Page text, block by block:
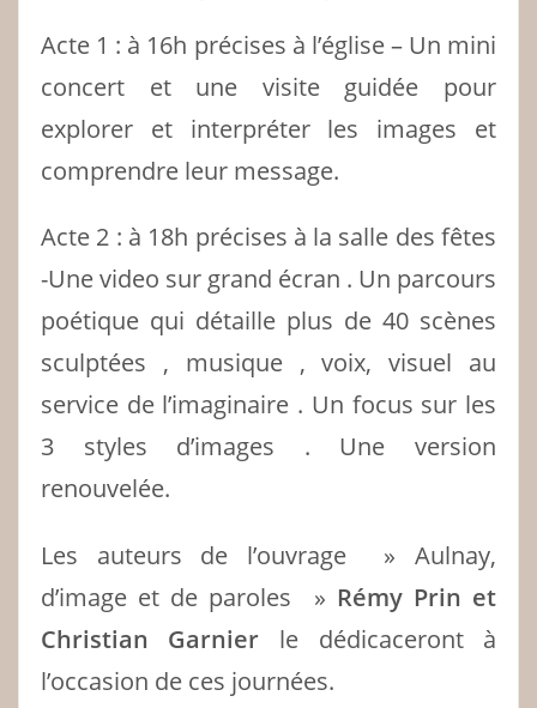
Acte 1 : à 16h précises à l’église – Un mini
concert et une visite guidée pour
explorer et interpréter les images et
comprendre leur message.
Acte 2 : à 18h précises à la salle des fêtes
-Une video sur grand écran . Un parcours
poétique qui détaille plus de 40 scènes
sculptées , musique , voix, visuel au
service de l’imaginaire . Un focus sur les
3 styles d’images . Une version
renouvelée.
Les auteurs de l’ouvrage » Aulnay,
d’image et de paroles » Rémy Prin et
Christian Garnier le dédicaceront à
l’occasion de ces journées.